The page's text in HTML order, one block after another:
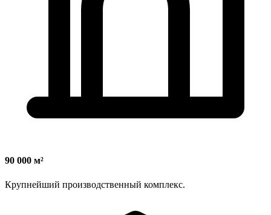
90 000 м²
Крупнейший производственный комплекс.